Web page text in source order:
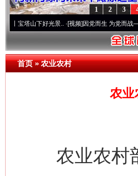
3
2
1
下好光景..·[视频]因党而生 为党而战——百年“纪
首页»农业农村
农业
农业农村部